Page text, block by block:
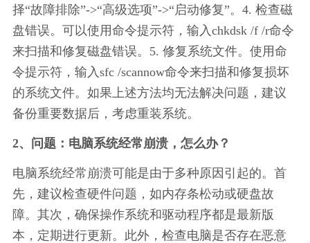
择“故障排除”->“高级选项”->“启动修复”。4. 检查磁
盘错误。可以使用命令提示符，输入chkdsk /f /r命令
来扫描和修复磁盘错误。5. 修复系统文件。使用命
令提示符，输入sfc /scannow命令来扫描和修复损坏
的系统文件。如果上述方法均无法解决问题，建议
备份重要数据后，考虑重装系统。
2、问题：电脑系统经常崩溃，怎么办？
电脑系统经常崩溃可能是由于多种原因引起的。首
先，建议检查硬件问题，如内存条松动或硬盘故
障。其次，确保操作系统和驱动程序都是最新版
本，定期进行更新。此外，检查电脑是否存在恶意